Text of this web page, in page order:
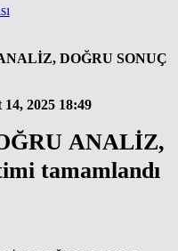
DOĞRU SONUÇ
2025 18:49
ANALİZ,
tamamlandı